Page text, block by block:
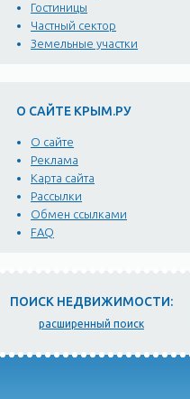
Гостиницы
Частный сектор
Земельные участки
О САЙТЕ КРЫМ.РУ
О сайте
Реклама
Карта сайта
Рассылки
Обмен ссылками
FAQ
ПОИСК НЕДВИЖИМОСТИ:
расширенный поиск